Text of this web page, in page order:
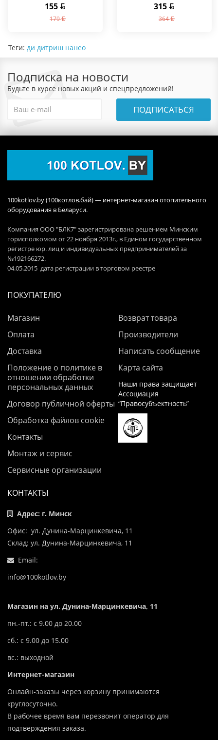
155
179
315
364
Теги: ди дитриш нанео
Подписка на новости
Будьте в курсе новых акций и спецпредложений!
ПОДПИСАТЬСЯ
100kotlov.by (100котлов.бай) — интернет-магазин отопительного
оборудования в Беларуси.
Компания ООО "БЛК7" зарегистрирована решением Минским
горисполкомом от 22 ноября 2013г., в Едином государственном
регистре юр. лиц и индивидуальных предпринимателей за
№192166272.
04.05.2015 дата регистрации в торговом реестре
ПОКУПАТЕЛЮ
Магазин
Оплата
Доставка
Положение о политике в
отношении обработки
персональных данных
Договор публичной оферты
Обработка файлов cookie
Контакты
Монтаж и сервис
Сервисные организации
Возврат товара
Производители
Написать сообщение
Карта сайта
Наши права защищает
Ассоциация
“Правосубъектность”
КОНТАКТЫ
Адрес: г. Минск
Офис: ул. Дунина-Марцинкевича, 11
Склад: ул. Дунина-Марцинкевича, 11
Email:
info@100kotlov.by
Магазин на ул. Дунина-Марцинкевича, 11
пн.-пт.: с 9.00 до 20.00
сб.: с 9.00 до 15.00
вс.: выходной
Интернет-магазин
Онлайн-заказы через корзину принимаются
круглосуточно.
В рабочее время вам перезвонит оператор для
подтверждения заказа.